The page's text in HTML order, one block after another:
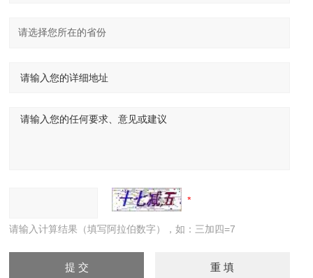
请输入计算结果（填写阿拉伯数字），如：三加四=7